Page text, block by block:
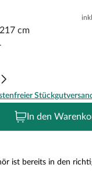
cm
In den
ist bereits in den